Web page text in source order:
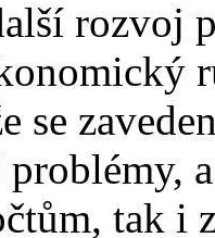
rozvoj
se
tak i